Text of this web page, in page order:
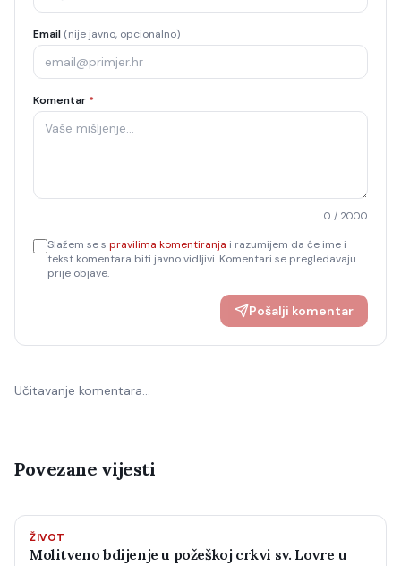
Email (nije javno, opcionalno)
Komentar *
0 / 2000
Slažem se s pravilima komentiranja i razumijem da će ime i
tekst komentara biti javno vidljivi. Komentari se pregledavaju
prije objave.
Pošalji komentar
Učitavanje komentara…
Povezane vijesti
ŽIVOT
Molitveno bdijenje u požeškoj crkvi sv. Lovre u